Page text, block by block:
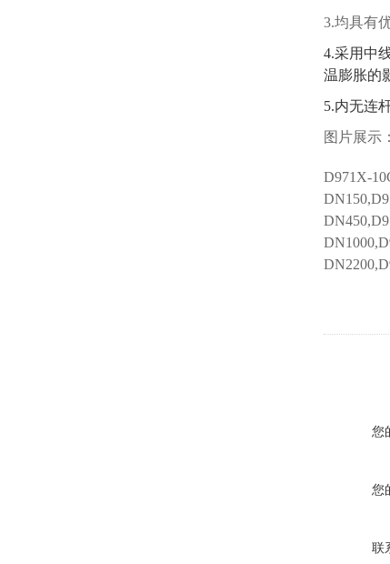
3.均具有
4.采用中
温膨胀的
5.内无连
图片展示：
D971X-1
您
您
联